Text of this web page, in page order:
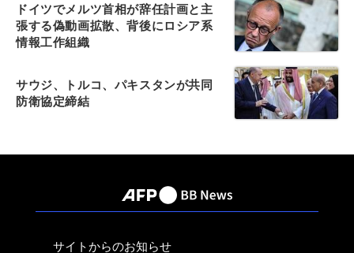
ドイツでメルツ首相が辞任計画と主
張する偽動画拡散、背後にロシア系
情報工作組織
サウジ、トルコ、パキスタンが共同
防衛協定締結
サイトからのお知らせ